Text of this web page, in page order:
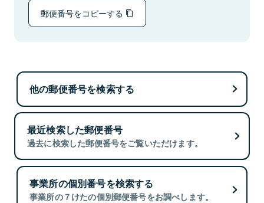
郵便番号をコピーする
他の郵便番号を検索する
最近検索した郵便番号
過去に検索した郵便番号をご覧いただけます。
事業所の個別番号を検索する
事業所の７けたの個別郵便番号をお調べします。